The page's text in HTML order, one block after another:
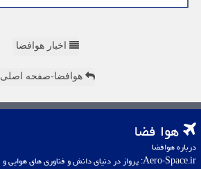
اخبار هوافضا
هوافضا-صفحه اصلی
هوا فضا
درباره هوافضا
Aero-Space.ir: پرواز در دنیای دانش و فناوری های هوایی و فضایی، از زمین تا کهکشان